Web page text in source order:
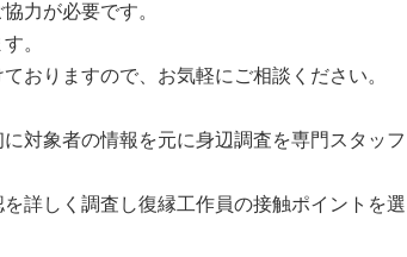
力が必要です。
。
おりますので、お気軽にご相談ください。
対象者の情報を元に身辺調査を専門スタッフ
詳しく調査し復縁工作員の接触ポイントを選